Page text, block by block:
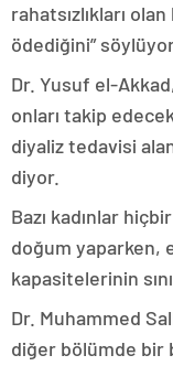
rahatsızlıkları
ödediğini”
Dr. Yusuf el-Akkad,
onları takip
diyaliz tedavisi
diyor.
Bazı kadınlar
doğum yaparken,
kapasitelerinin
Dr. Muhammed
diğer bölümde bir